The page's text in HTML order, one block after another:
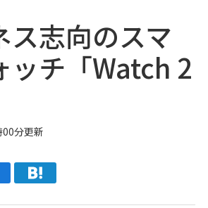
ス志向のスマ
ッチ「Watch 2
分更新